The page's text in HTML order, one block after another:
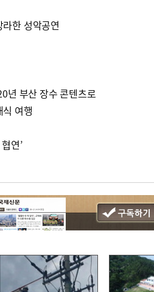
한 성악공연
년 부산 장수 콘텐츠로
여행
연’